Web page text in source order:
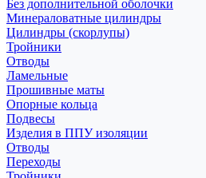
Без дополнительной оболочки
Минераловатные цилиндры
Цилиндры (скорлупы)
Тройники
Отводы
Ламельные
Прошивные маты
Опорные кольца
Подвесы
Изделия в ППУ изоляции
Отводы
Переходы